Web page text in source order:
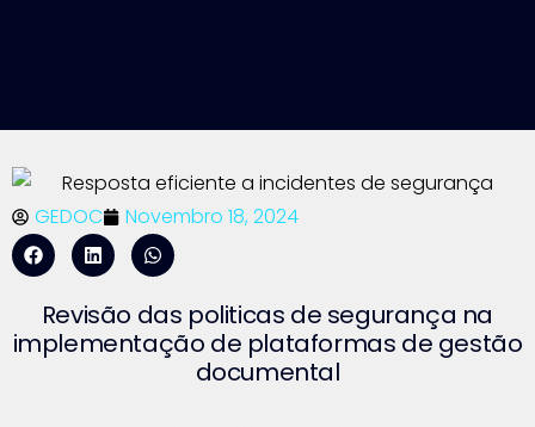
GEDOC Novembro 18, 2024
Revisão das politicas de segurança na
implementação de plataformas de gestão
documental